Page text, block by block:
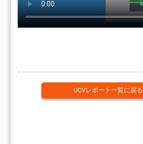
UCVレポート一覧に戻る